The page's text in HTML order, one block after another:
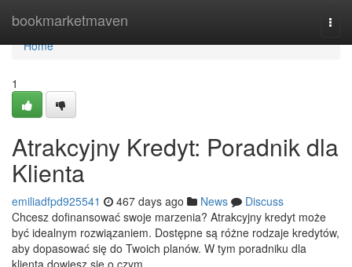
bookmarketmaven
Home
Home
1
Atrakcyjny Kredyt: Poradnik dla
Klienta
emiliadfpd925541 467 days ago News
Discuss
Chcesz dofinansować swoje marzenia? Atrakcyjny kredyt może
być idealnym rozwiązaniem. Dostępne są różne rodzaje kredytów,
aby dopasować się do Twoich planów. W tym poradniku dla
klienta dowiesz się o czym